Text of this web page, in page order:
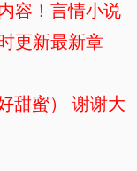
容！言情小说
更新最新章
甜蜜） 谢谢大